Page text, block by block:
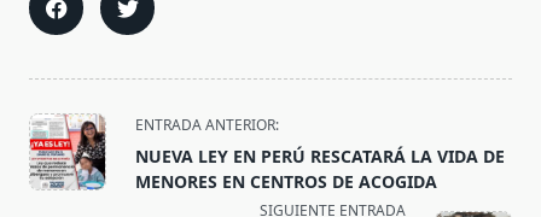
<span
class="nav-
subtitle
ENTRADA ANTERIOR:
NUEVA LEY EN PERÚ RESCATARÁ LA VIDA DE
MENORES EN CENTROS DE ACOGIDA
SIGUIENTE ENTRADA